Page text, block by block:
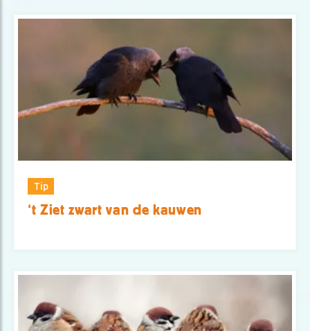
Tip
‘t Ziet zwart van de kauwen